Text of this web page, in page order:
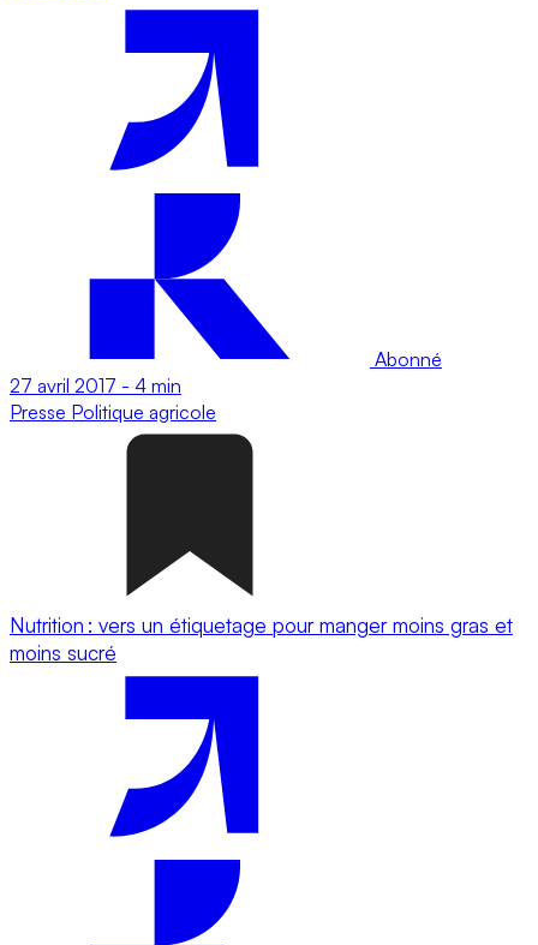
Abonné
27 avril 2017 - 4 min
Presse Politique agricole
Nutrition : vers un étiquetage pour manger moins gras et
moins sucré